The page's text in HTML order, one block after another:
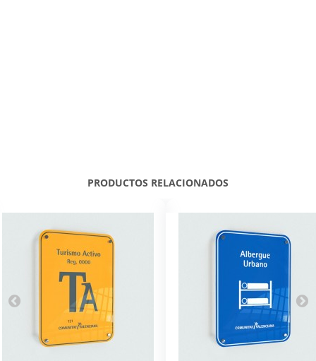
PRODUCTOS RELACIONADOS